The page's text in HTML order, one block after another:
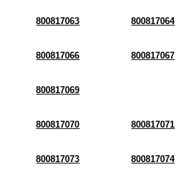
800817063 800817064
800817066 800817067
800817069
800817070 800817071
800817073 800817074